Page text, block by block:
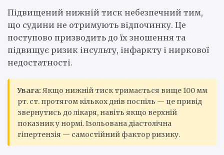
Підвищений нижній тиск небезпечний тим,
що судини не отримують відпочинку. Це
поступово призводить до їх зношення та
підвищує ризик інсульту, інфаркту і ниркової
недостатності.
Увага: Якщо нижній тиск тримається вище 100 мм
рт. ст. протягом кількох днів поспіль — це привід
звернутись до лікаря, навіть якщо верхній
показник у нормі. Ізольована діастолічна
гіпертензія — самостійний фактор ризику.